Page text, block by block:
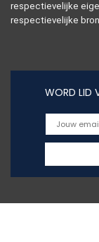
respectievelijke
respectievelijke
WORD LID